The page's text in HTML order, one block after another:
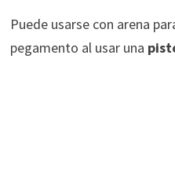
Puede usarse con arena
pegamento al usar una